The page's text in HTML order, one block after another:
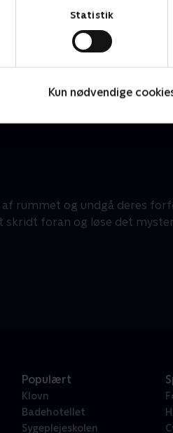
Statistik
Kun nødvendige
af rummet og undgå deres
foran og løse det
Populært
Klovn
Badehotellet
Sygeplejeskolen